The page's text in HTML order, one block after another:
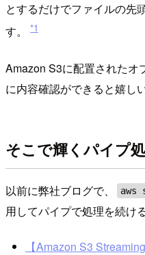
とするだけでファイルの先
す。
*1
Amazon S3に配置されたオ
に内容確認ができると嬉し
そこで輝くパイプ
以前に弊社ブログで、 aws
用してパイプで処理を続け
【Amazon S3